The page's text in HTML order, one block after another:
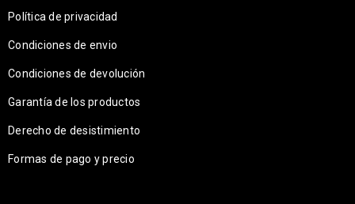
Política de privacidad
Condiciones de envio
Condiciones de devolución
Garantía de los productos
Derecho de desistimiento
Formas de pago y precio